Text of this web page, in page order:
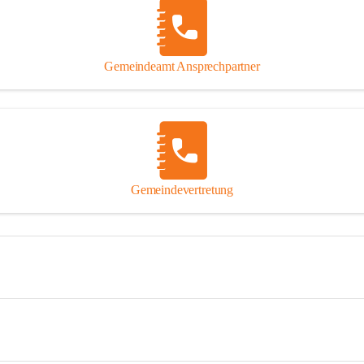
Gemeindeamt Ansprechpartner
Gemeindevertretung